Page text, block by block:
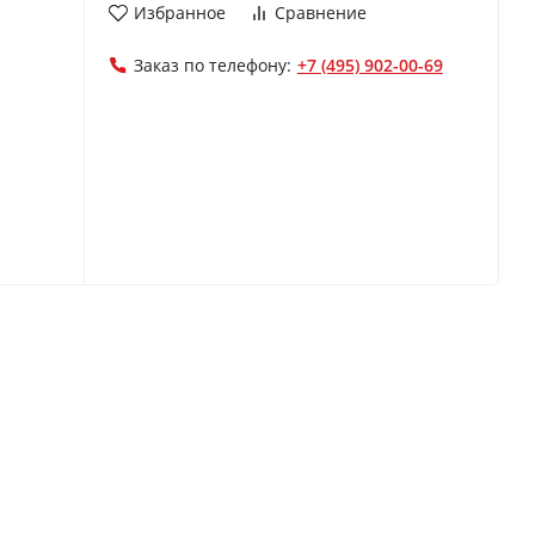
Избранное Сравнение
Заказ по телефону: +7 (495) 902-00-69